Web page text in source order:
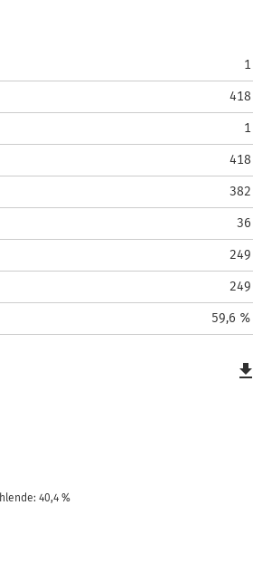
1
418
1
418
382
36
249
249
59,6 %
40,4 %
file_download